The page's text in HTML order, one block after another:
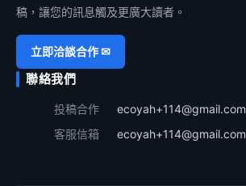
稿，讓您的訊息觸及更廣大讀者。
立即洽談合作 ✉
聯絡我們
投稿合作
ecoyah+114@gmail.com
客服信箱
ecoyah+114@gmail.com